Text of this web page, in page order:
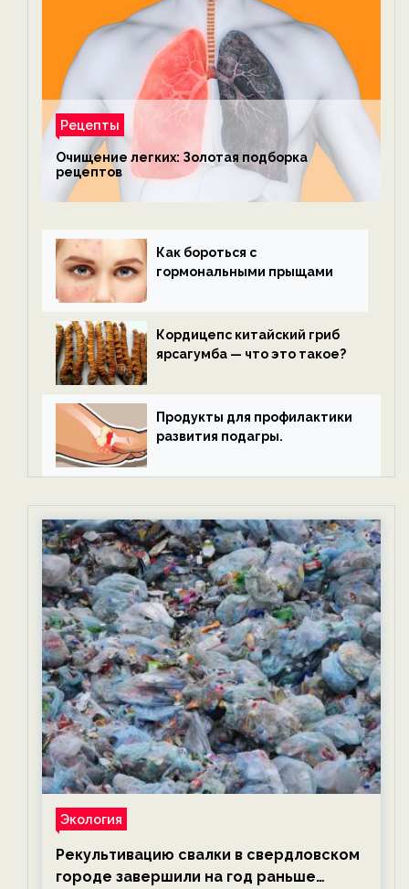
Рецепты
Очищение легких: Золотая подборка
рецептов
Как бороться с
гормональными прыщами
Кордицепс китайский гриб
ярсагумба — что это такое?
Продукты для профилактики
развития подагры.
Экология
Рекультивацию свалки в свердловском
городе завершили на год раньше